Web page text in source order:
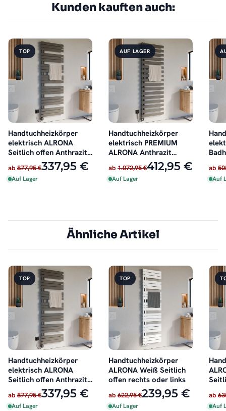
Kunden kauften auch:
TOP
Handtuchheizkörper
elektrisch ALRONA
Seitlich offen Anthrazit
inkl. Heizstab
ab 877,95 €337,95 €
Auf Lager
AUF LAGER
Handtuchheizkörper
elektrisch PREMIUM
ALRONA Anthrazit
Seitlich offen inkl.
Heizstab
ab 1.072,95 €412,95 €
Auf Lager
ab
Auf
Ähnliche Artikel
TOP
Handtuchheizkörper
elektrisch ALRONA
Seitlich offen Anthrazit
inkl. Heizstab
ab 877,95 €337,95 €
Auf Lager
TOP
Handtuchheizkörper
ALRONA Weiß Seitlich
offen rechts oder links
ab 622,95 €239,95 €
Auf Lager
ab
Auf